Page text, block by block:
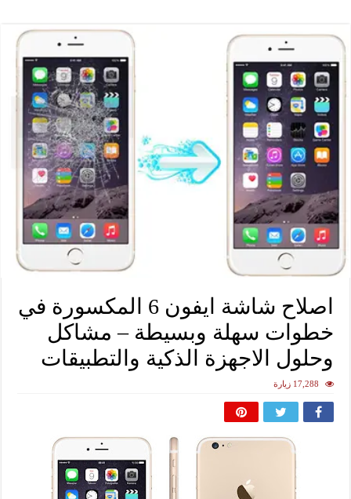
اصلاح شاشة ايفون 6 المكسورة في
خطوات سهلة وبسيطة – مشاكل
وحلول الاجهزة الذكية والتطبيقات
17,288 زيارة